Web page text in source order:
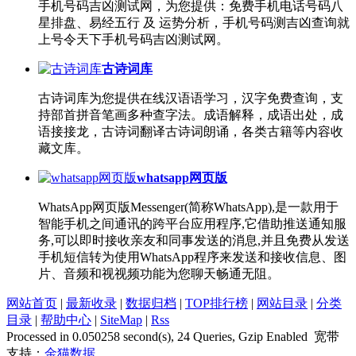
手机号码吉凶测试网，为您提供：免费手机电话号码八
星排盘、易经五行 及 运势分析，手机号码测吉凶查询就
上号令天下手机号码吉凶测试网。
古诗词库
古诗词库为您提供在线汉语语学习，汉字免费查询，支
持部首拼音笔画多种查字法。成语解释，成语出处，成
语接接龙，古诗词翻译古诗词朗诵，各类古籍等内容收
藏文库。
whatsapp网页版
WhatsApp网页版Messenger(简称WhatsApp),是一款用于
智能手机之间通讯的跨平台应用程序,它借助推送通知服
务,可以即时接收亲友和同事发送的消息,并且免费从发送
手机短信转为使用WhatsApp程序来发送和接收信息、图
片、音频和视视频功能为您聊天畅通无阻。
网站首页 | 最新收录 | 数据归档 | TOP排行榜 | 网站目录 | 分类
目录 | 帮助中心 | SiteMap | Rss
Processed in 0.050258 second(s), 24 Queries, Gzip Enabled 宽带
支持： 金猫数据